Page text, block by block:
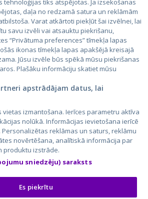
CVbankas.lt
Kainos.lt
Paslaugos.lt
auto24.ee
Osta.ee
KuldneBörs.ee
tehnoloģijas tiks atspējotas. Ja izsekošanas
daļa no redzamā satura un reklāmām
Varat atkārtoti piekļūt šai izvēlnei, lai
savu izvēli vai atsauktu piekrišanu,
“Privātuma preferences” tīmekļa lapas
ikonas tīmekļa lapas apakšējā kreisajā
Jūsu izvēle būs spēkā mūsu piekrišanas
Plašāku informāciju skatiet mūsu
apstrādājam datus, lai
vietas izmantošana. Ierīces parametru aktīva
nolūkā. Informācijas ievietošana ierīcē
reklāmas un saturs, reklāmu
novērtēšana, analītiskā informācija par
produktu izstrāde.
sniedzēju) saraksts
Es piekrītu